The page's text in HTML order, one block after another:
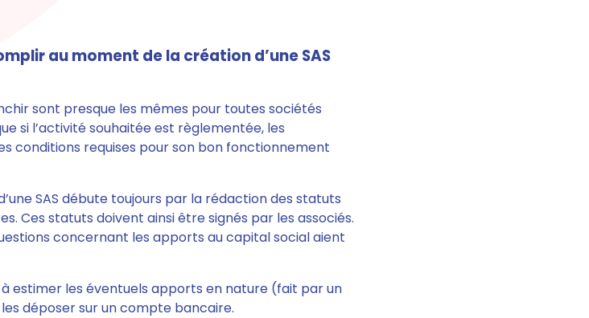
au moment de la création d’une SAS
sont presque les mêmes pour toutes sociétés
si l’activité souhaitée est règlementée, les
conditions requises pour son bon fonctionnement
SAS débute toujours par la rédaction des statuts
. Ces statuts doivent ainsi être signés par les associés.
concernant les apports au capital social aient
estimer les éventuels apports en nature (fait par un
déposer sur un compte bancaire.